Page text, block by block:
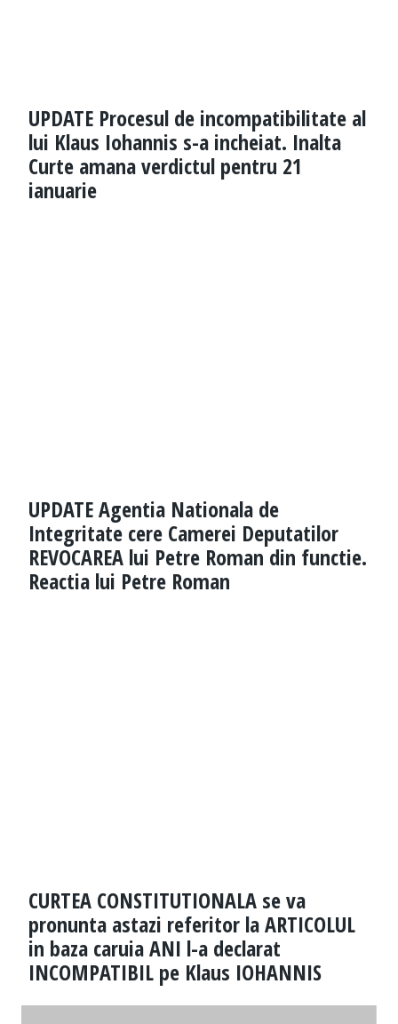
UPDATE Procesul de incompatibilitate al
lui Klaus Iohannis s-a incheiat. Inalta
Curte amana verdictul pentru 21
ianuarie
UPDATE Agentia Nationala de
Integritate cere Camerei Deputatilor
REVOCAREA lui Petre Roman din functie.
Reactia lui Petre Roman
CURTEA CONSTITUTIONALA se va
pronunta astazi referitor la ARTICOLUL
in baza caruia ANI l-a declarat
INCOMPATIBIL pe Klaus IOHANNIS